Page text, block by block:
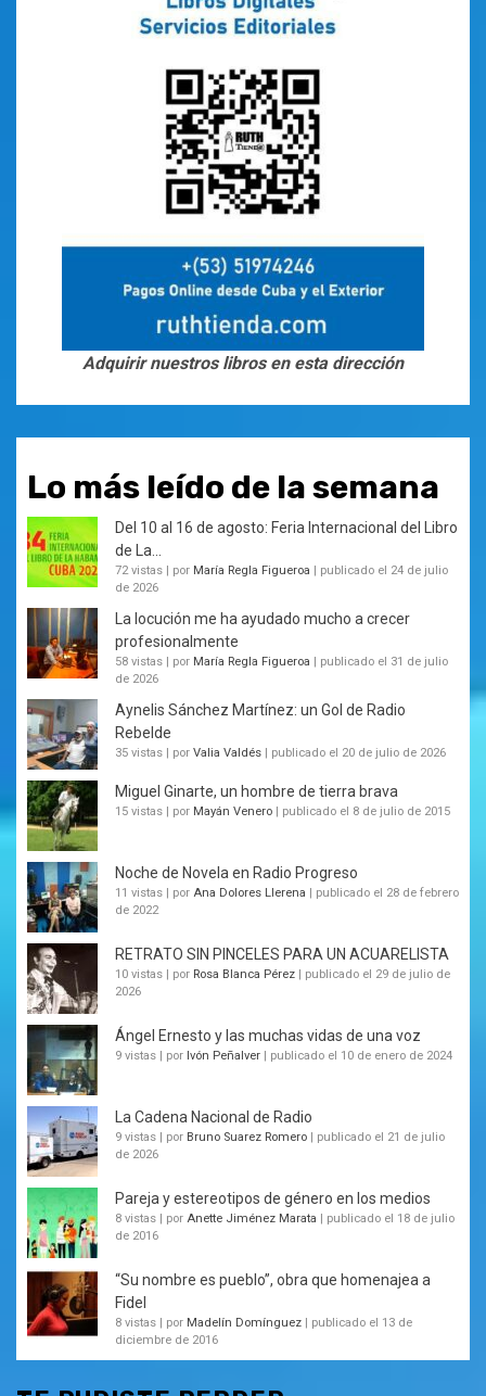
Adquirir nuestros libros en esta dirección
Lo más leído de la semana
Del 10 al 16 de agosto: Feria Internacional del Libro
de La...
72 vistas | por María Regla Figueroa | publicado el 24 de julio
de 2026
La locución me ha ayudado mucho a crecer
profesionalmente
58 vistas | por María Regla Figueroa | publicado el 31 de julio
de 2026
Aynelis Sánchez Martínez: un Gol de Radio
Rebelde
35 vistas | por Valia Valdés | publicado el 20 de julio de 2026
Miguel Ginarte, un hombre de tierra brava
15 vistas | por Mayán Venero | publicado el 8 de julio de 2015
Noche de Novela en Radio Progreso
11 vistas | por Ana Dolores Llerena | publicado el 28 de febrero
de 2022
RETRATO SIN PINCELES PARA UN ACUARELISTA
10 vistas | por Rosa Blanca Pérez | publicado el 29 de julio de
2026
Ángel Ernesto y las muchas vidas de una voz
9 vistas | por Ivón Peñalver | publicado el 10 de enero de 2024
La Cadena Nacional de Radio
9 vistas | por Bruno Suarez Romero | publicado el 21 de julio
de 2026
Pareja y estereotipos de género en los medios
8 vistas | por Anette Jiménez Marata | publicado el 18 de julio
de 2016
“Su nombre es pueblo”, obra que homenajea a
Fidel
8 vistas | por Madelín Domínguez | publicado el 13 de
diciembre de 2016